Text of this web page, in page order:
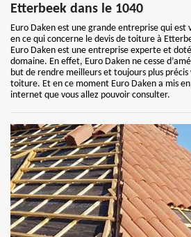
Etterbeek dans le 1040
Euro Daken est une grande entreprise qui
en ce qui concerne le devis de toiture à
Euro Daken est une entreprise experte et
domaine. En effet, Euro Daken ne cesse
but de rendre meilleurs et toujours plus précis
toiture. Et en ce moment Euro Daken a mis
internet que vous allez pouvoir consulter.